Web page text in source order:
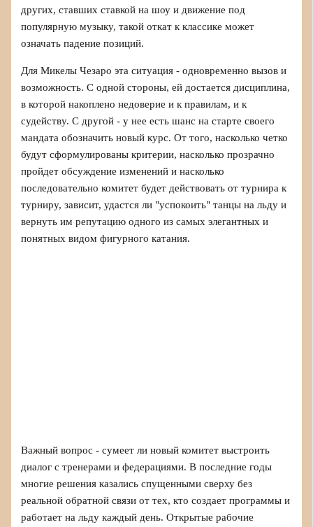
других, ставших ставкой на шоу и движение под
популярную музыку, такой откат к классике может
означать падение позиций.
Для Микелы Чезаро эта ситуация - одновременно вызов и
возможность. С одной стороны, ей достается дисциплина,
в которой накоплено недоверие и к правилам, и к
судейству. С другой - у нее есть шанс на старте своего
мандата обозначить новый курс. От того, насколько четко
будут сформулированы критерии, насколько прозрачно
пройдет обсуждение изменений и насколько
последовательно комитет будет действовать от турнира к
турниру, зависит, удастся ли "успокоить" танцы на льду и
вернуть им репутацию одного из самых элегантных и
понятных видом фигурного катания.
Важный вопрос - сумеет ли новый комитет выстроить
диалог с тренерами и федерациями. В последние годы
многие решения казались спущенными сверху без
реальной обратной связи от тех, кто создает программы и
работает на льду каждый день. Открытые рабочие